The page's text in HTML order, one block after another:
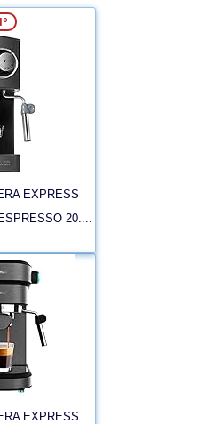
EXPRESS
20....
EXPRESS